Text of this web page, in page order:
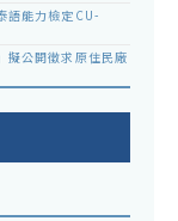
語能力檢定CU-
擬公開徵求原住民廠